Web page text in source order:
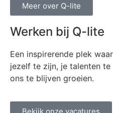
Meer over Q-lite
Werken bij Q-lite
Een inspirerende plek
jezelf te zijn, je talenten
ons te blijven groeien.